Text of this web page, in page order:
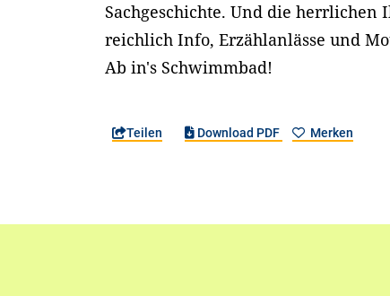
Sachgeschichte. Und die
reichlich Info, Erzählanlässe und
Ab in's Schwimmbad!
Teilen Download PDF Merken